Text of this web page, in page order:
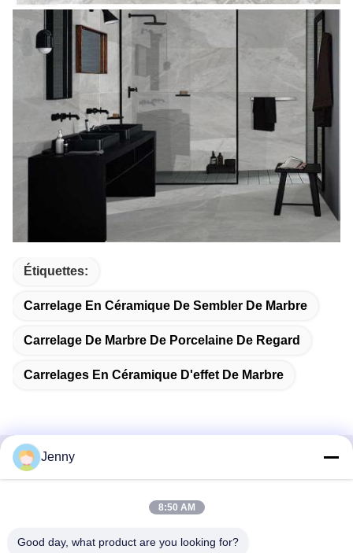
Étiquettes:
Carrelage En Céramique De Sembler De Marbre
Carrelage De Marbre De Porcelaine De Regard
Carrelages En Céramique D'effet De Marbre
Contactez rapidement
Jenny
8:50 AM
Good day, what product are you looking for?